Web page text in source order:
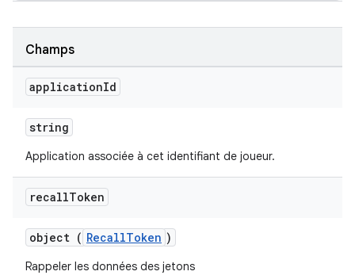
Champs
applicationId
string
Application associée à cet identifiant de joueur.
recallToken
object ( RecallToken )
Rappeler les données des jetons